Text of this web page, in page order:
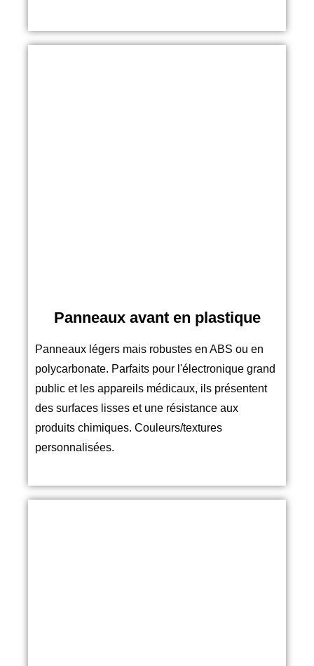
Panneaux avant en plastique
Panneaux légers mais robustes en ABS ou en
polycarbonate. Parfaits pour l'électronique grand
public et les appareils médicaux, ils présentent
des surfaces lisses et une résistance aux
produits chimiques. Couleurs/textures
personnalisées.